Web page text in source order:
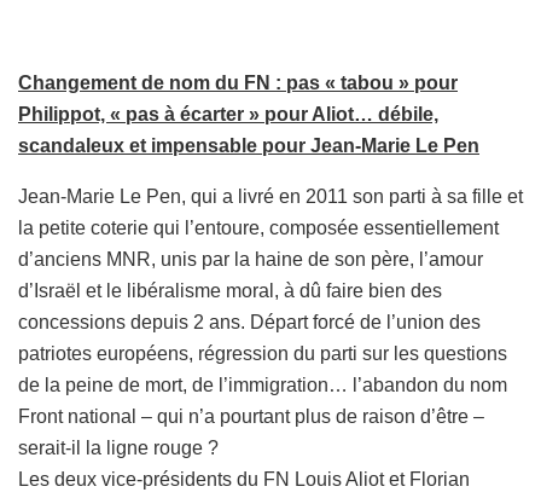
Changement de nom du FN : pas « tabou » pour
Philippot, « pas à écarter » pour Aliot… débile,
scandaleux et impensable pour Jean-Marie Le Pen
Jean-Marie Le Pen, qui a livré en 2011 son parti à sa fille et
la petite coterie qui l’entoure, composée essentiellement
d’anciens MNR, unis par la haine de son père, l’amour
d’Israël et le libéralisme moral, à dû faire bien des
concessions depuis 2 ans. Départ forcé de l’union des
patriotes européens, régression du parti sur les questions
de la peine de mort, de l’immigration… l’abandon du nom
Front national – qui n’a pourtant plus de raison d’être –
serait-il la ligne rouge ?
Les deux vice-présidents du FN Louis Aliot et Florian